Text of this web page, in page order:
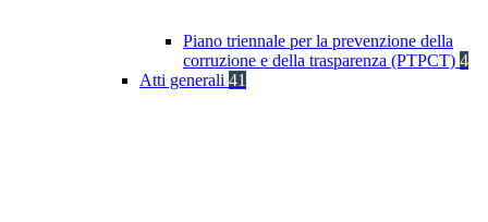
Piano triennale per la prevenzione della
corruzione e della trasparenza (PTPCT) 4
Atti generali 41